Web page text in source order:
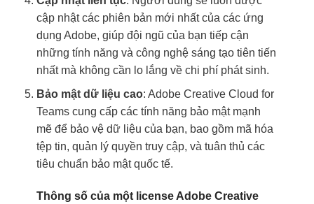
cập nhật các phiên bản mới nhất của các ứng
dụng Adobe, giúp đội ngũ của bạn tiếp cận
những tính năng và công nghệ sáng tạo tiên tiến
nhất mà không cần lo lắng về chi phí phát sinh.
Bảo mật dữ liệu cao: Adobe Creative Cloud for
Teams cung cấp các tính năng bảo mật mạnh
mẽ để bảo vệ dữ liệu của bạn, bao gồm mã hóa
tệp tin, quản lý quyền truy cập, và tuân thủ các
tiêu chuẩn bảo mật quốc tế.
Thông số của một license Adobe Creative